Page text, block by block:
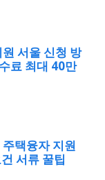
서울 신청 방
료 최대 40만
택융자 지원
서류 꿀팁